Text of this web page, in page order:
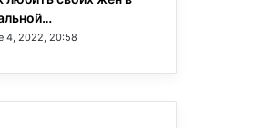
4, 2022, 20:58